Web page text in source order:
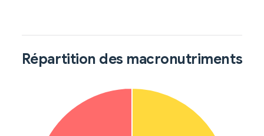
Répartition des macronutriments